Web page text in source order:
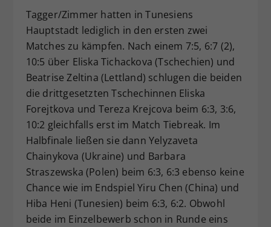
Tagger/Zimmer hatten in Tunesiens
Hauptstadt lediglich in den ersten zwei
Matches zu kämpfen. Nach einem 7:5, 6:7 (2),
10:5 über Eliska Tichackova (Tschechien) und
Beatrise Zeltina (Lettland) schlugen die beiden
die drittgesetzten Tschechinnen Eliska
Forejtkova und Tereza Krejcova beim 6:3, 3:6,
10:2 gleichfalls erst im Match Tiebreak. Im
Halbfinale ließen sie dann Yelyzaveta
Chainykova (Ukraine) und Barbara
Straszewska (Polen) beim 6:3, 6:3 ebenso keine
Chance wie im Endspiel Yiru Chen (China) und
Hiba Heni (Tunesien) beim 6:3, 6:2. Obwohl
beide im Einzelbewerb schon in Runde eins